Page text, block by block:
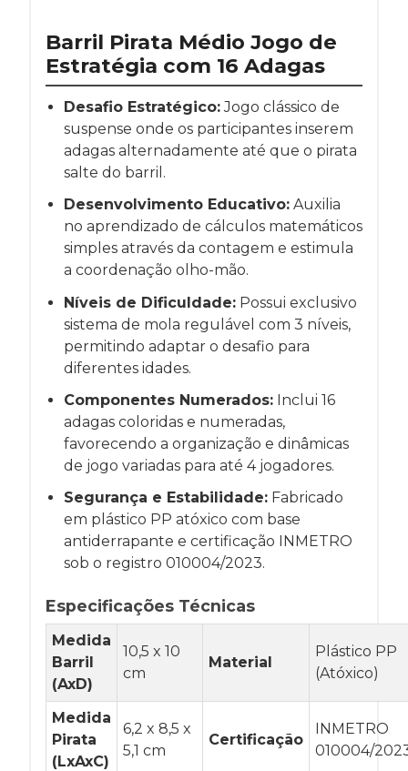
Barril Pirata Médio Jogo de
Estratégia com 16 Adagas
Desafio Estratégico:Jogo clássico de
suspense onde os participantes inserem
adagas alternadamente até que o pirata
salte do barril.
Desenvolvimento Educativo: Auxilia
no aprendizado de cálculos matemáticos
simples através da contagem e estimula
a coordenação olho-mão.
Níveis de Dificuldade: Possui exclusivo
sistema de mola regulável com 3 níveis,
permitindo adaptar o desafio para
diferentes idades.
Componentes Numerados: Inclui 16
adagas coloridas e numeradas,
favorecendo a organização e dinâmicas
de jogo variadas para até 4 jogadores.
Segurança e Estabilidade: Fabricado
em plástico PP atóxico com base
antiderrapante e certificação INMETRO
sob o registro 010004/2023.
Especificações Técnicas
Medida
Barril
(AxD)
10,5 x 10
cm
Material
Plástico PP
(Atóxico)
Medida
Pirata
(LxAxC)
6,2 x 8,5 x
5,1 cm
Certificação
INMETRO
010004/